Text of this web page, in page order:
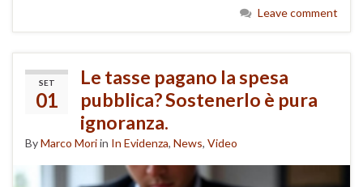
Leave comment
SET
01
Le tasse pagano la spesa
pubblica? Sostenerlo è pura
ignoranza.
ByMarco Moriin In Evidenza, News, Video